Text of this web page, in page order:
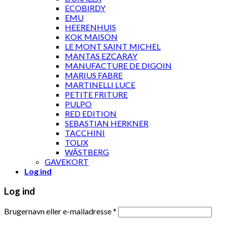
ECOBIRDY
EMU
HEERENHUIS
KOK MAISON
LE MONT SAINT MICHEL
MANTAS EZCARAY
MANUFACTURE DE DIGOIN
MARIUS FABRE
MARTINELLI LUCE
PETITE FRITURE
PULPO
RED EDITION
SEBASTIAN HERKNER
TACCHINI
TOLIX
WÄSTBERG
GAVEKORT
Log ind
Log ind
Brugernavn eller e-mailadresse*